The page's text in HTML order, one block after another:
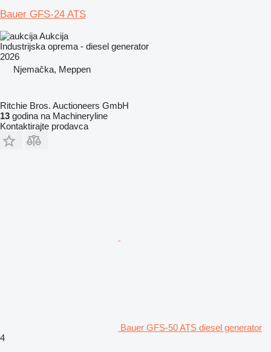
Bauer GFS-24 ATS
Aukcija
Industrijska oprema - diesel generator
2026
Njemačka, Meppen
Ritchie Bros. Auctioneers GmbH
13 godina na Machineryline
Kontaktirajte prodavca
Bauer GFS-50 ATS diesel generator
4